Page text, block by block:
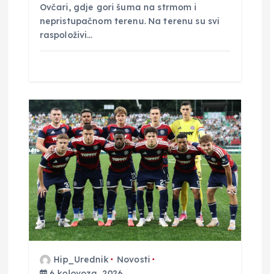
Ovčari, gdje gori šuma na strmom i
nepristupačnom terenu. Na terenu su svi
raspoloživi…
Hip_Urednik
Novosti